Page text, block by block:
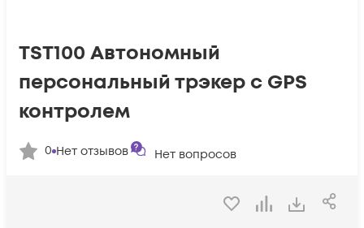
TST100 Автономный
персональный трэкер с GPS
контролем
0 Нет отзывов Нет вопросов